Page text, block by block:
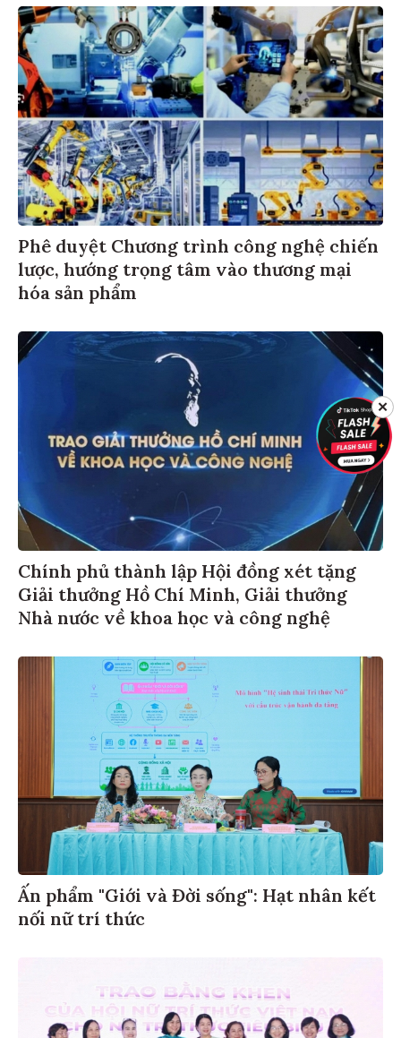
Phê duyệt Chương trình công nghệ chiến
lược, hướng trọng tâm vào thương mại
hóa sản phẩm
Chính phủ thành lập Hội đồng xét tặng
Giải thưởng Hồ Chí Minh, Giải thưởng
Nhà nước về khoa học và công nghệ
Ấn phẩm "Giới và Đời sống": Hạt nhân kết
nối nữ trí thức
✕